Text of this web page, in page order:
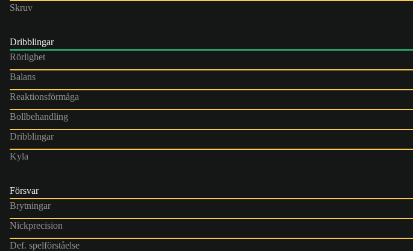
Skruv
Dribblingar
Rörlighet
Balans
Reaktionsförmåga
Bollbehandling
Dribblingar
Kyla
Försvar
Brytningar
Nickprecision
Def. spelförståelse